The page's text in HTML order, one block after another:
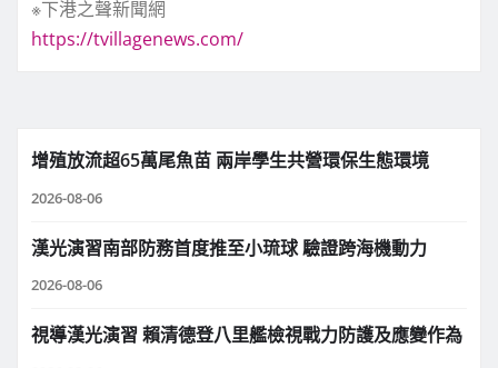
※下港之聲新聞網
https://tvillagenews.com/
增殖放流超65萬尾魚苗 兩岸學生共營環保生態環境
2026-08-06
漢光演習南部防務首度推至小琉球 驗證跨海機動力
2026-08-06
視導漢光演習 賴清德登八里艦檢視戰力防護及應變作為